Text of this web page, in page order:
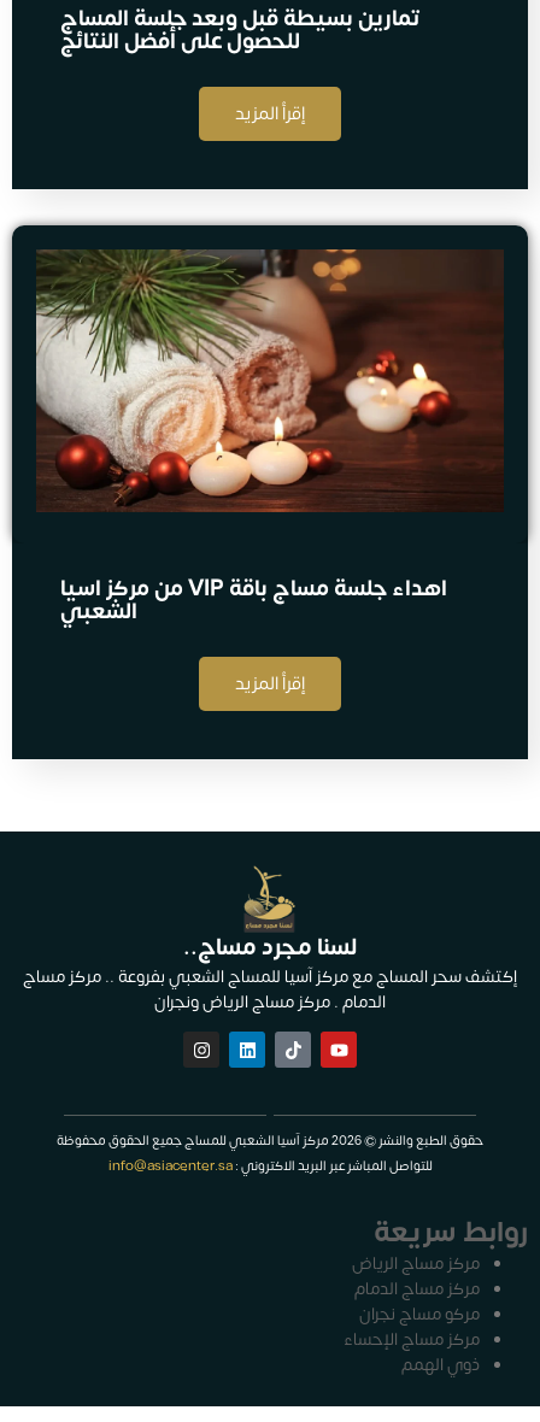
تمارين بسيطة قبل وبعد جلسة المساج
للحصول على أفضل النتائج
إقرأ المزيد
اهداء جلسة مساج​ باقة VIP من مركز اسيا
الشعبي
إقرأ المزيد
لسنا مجرد مساج..
إكتشف سحر المساج مع مركز آسيا للمساج الشعبي بفروعة .. مركز مساج
الدمام . مركز مساج الرياض ونجران
حقوق الطبع والنشر © 2026 مركز آسيا الشعبي للمساج جميع الحقوق محفوظة
للتواصل المباشر عبر البريد الاكتروني :info@asiacenter.sa
روابط سريعة
مركز مساج الرياض
مركز مساج الدمام
مركو مساج نجران
مركز مساج الإحساء
ذوي الهمم